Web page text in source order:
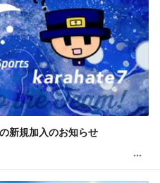
新規加入のお知らせ